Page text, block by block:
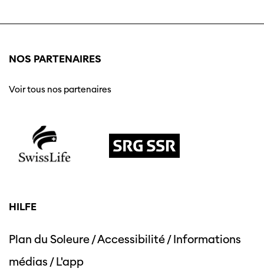
NOS PARTENAIRES
Voir tous nos partenaires
HILFE
Plan du Soleure/Accessibilité/Informations
médias /L'app